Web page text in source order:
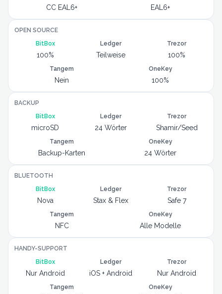
CC EAL6+ EAL6+
OPEN SOURCE
BitBox
100%
Ledger
Teilweise
Trezor
100%
Tangem
Nein
OneKey
100%
BACKUP
BitBox
microSD
Ledger
24 Wörter
Trezor
Shamir/Seed
Tangem
Backup-Karten
OneKey
24 Wörter
BLUETOOTH
BitBox
Nova
Ledger
Stax & Flex
Trezor
Safe 7
Tangem
NFC
OneKey
Alle Modelle
HANDY-SUPPORT
BitBox
Nur Android
Ledger
iOS + Android
Trezor
Nur Android
Tangem OneKey